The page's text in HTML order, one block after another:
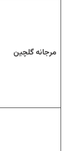
مرجانه گلچین